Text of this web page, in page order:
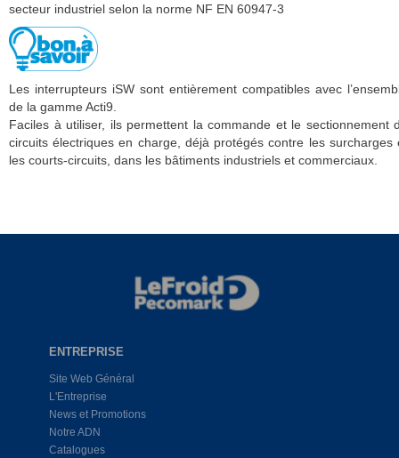
secteur industriel selon la norme NF EN 60947-3
Les interrupteurs iSW sont entièrement compatibles avec
de la gamme Acti9.
Faciles à utiliser, ils permettent la commande et le sectionnement
circuits électriques en charge, déjà protégés contre les surcharges
les courts-circuits, dans les bâtiments industriels et commerciaux.
ENTREPRISE
Site Web Général
L'Entreprise
News et Promotions
Notre ADN
Catalogues